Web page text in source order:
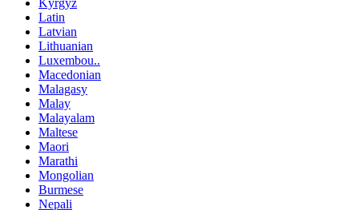
Latin
Latvian
Lithuanian
Luxembou..
Macedonian
Malagasy
Malay
Malayalam
Maltese
Maori
Marathi
Mongolian
Burmese
Nepali